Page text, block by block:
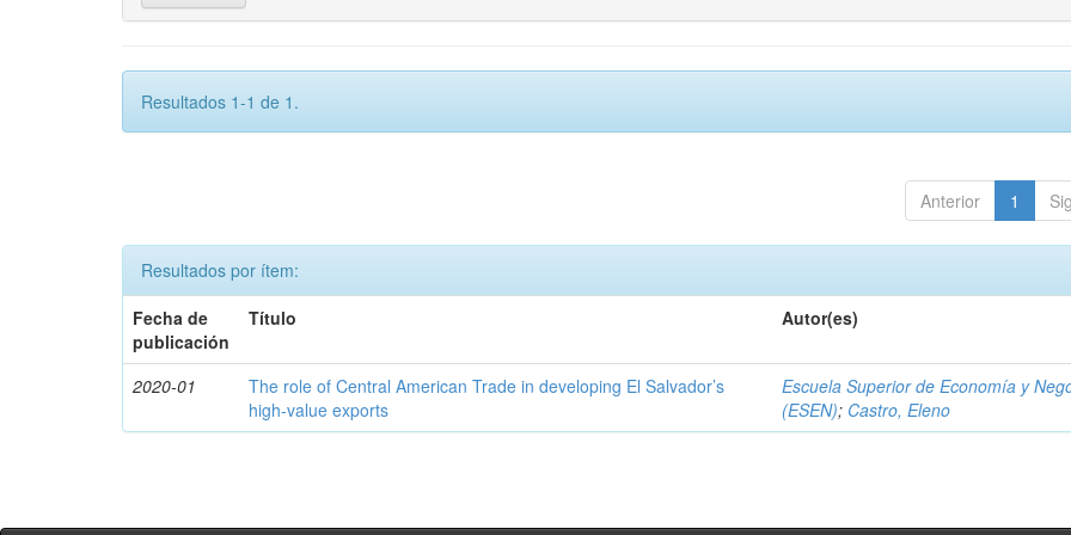
Resultados 1-1 de 1.
Anterior 1
Resultados por ítem:
Fecha de
publicación
Título Autor(es)
2020-01
The role of Central American Trade in developing El Salvador’s
high-value exports
Escuela Superior de Economía y
(ESEN); Castro, Eleno